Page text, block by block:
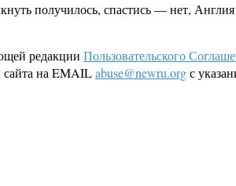
получилось, спастись — нет,
редакции Пользовательского
сайта на EMAILabuse@newru.orgс